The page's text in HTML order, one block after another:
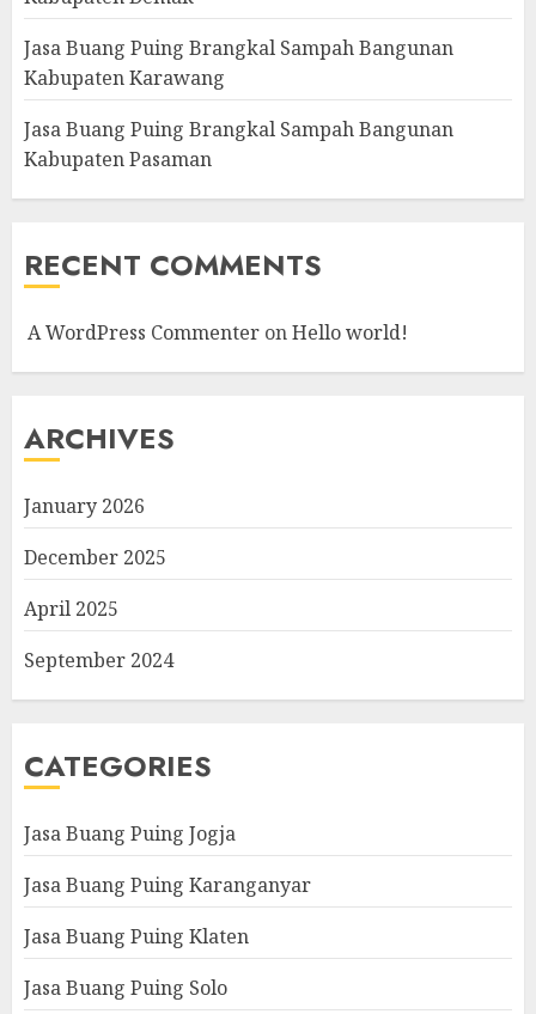
Jasa Buang Puing Brangkal Sampah Bangunan
Kabupaten Karawang
Jasa Buang Puing Brangkal Sampah Bangunan
Kabupaten Pasaman
RECENT COMMENTS
A WordPress Commenter onHello world!
ARCHIVES
January 2026
December 2025
April 2025
September 2024
CATEGORIES
Jasa Buang Puing Jogja
Jasa Buang Puing Karanganyar
Jasa Buang Puing Klaten
Jasa Buang Puing Solo